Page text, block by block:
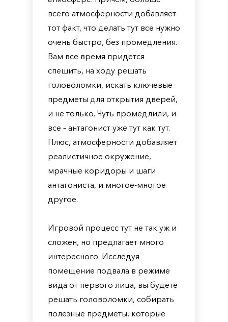
всего атмосферности добавляет
тот факт, что делать тут все нужно
очень быстро, без промедления.
Вам все время придется
спешить, на ходу решать
головоломки, искать ключевые
предметы для открытия дверей,
и не только. Чуть промедлили, и
все – антагонист уже тут как тут.
Плюс, атмосферности добавляет
реалистичное окружение,
мрачные коридоры и шаги
антагониста, и многое-многое
другое.
Игровой процесс тут не так уж и
сложен, но предлагает много
интересного. Исследуя
помещение подвала в режиме
вида от первого лица, вы будете
решать головоломки, собирать
полезные предметы, которые